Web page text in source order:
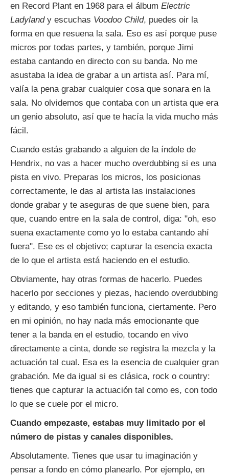
en Record Plant en 1968 para el álbum Electric
Ladylandy escuchas Voodoo Child, puedes oir la
forma en que resuena la sala. Eso es así porque puse
micros por todas partes, y también, porque Jimi
estaba cantando en directo con su banda. No me
asustaba la idea de grabar a un artista así. Para mí,
valía la pena grabar cualquier cosa que sonara en la
sala. No olvidemos que contaba con un artista que era
un genio absoluto, así que te hacía la vida mucho más
fácil.
Cuando estás grabando a alguien de la índole de
Hendrix, no vas a hacer mucho overdubbing si es una
pista en vivo. Preparas los micros, los posicionas
correctamente, le das al artista las instalaciones
donde grabar y te aseguras de que suene bien, para
que, cuando entre en la sala de control, diga: "oh, eso
suena exactamente como yo lo estaba cantando ahí
fuera". Ese es el objetivo; capturar la esencia exacta
de lo que el artista está haciendo en el estudio.
Obviamente, hay otras formas de hacerlo. Puedes
hacerlo por secciones y piezas, haciendo overdubbing
y editando, y eso también funciona, ciertamente. Pero
en mi opinión, no hay nada más emocionante que
tener a la banda en el estudio, tocando en vivo
directamente a cinta, donde se registra la mezcla y la
actuación tal cual. Esa es la esencia de cualquier gran
grabación. Me da igual si es clásica, rock o country:
tienes que capturar la actuación tal como es, con todo
lo que se cuele por el micro.
Cuando empezaste, estabas muy limitado por el
número de pistas y canales disponibles.
Absolutamente. Tienes que usar tu imaginación y
pensar a fondo en cómo planearlo. Por ejemplo, en